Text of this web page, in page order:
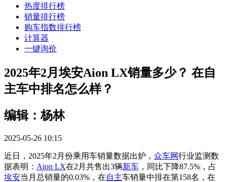
热度排行榜
销量排行榜
购车指数排行榜
计算器
一键询价
2025年2月埃安Aion LX销量多少？ 在自
主车中排名怎么样？
编辑：杨林
2025-05-26 10:15
近日，2025年2月份乘用车销量数据出炉， 众车网行业监测数
据表明： Aion LX在2月共售出3辆新车 ，同比下降87.5%，占
埃安当月总销量的0.03%，在自主车销量中排在第158名，在